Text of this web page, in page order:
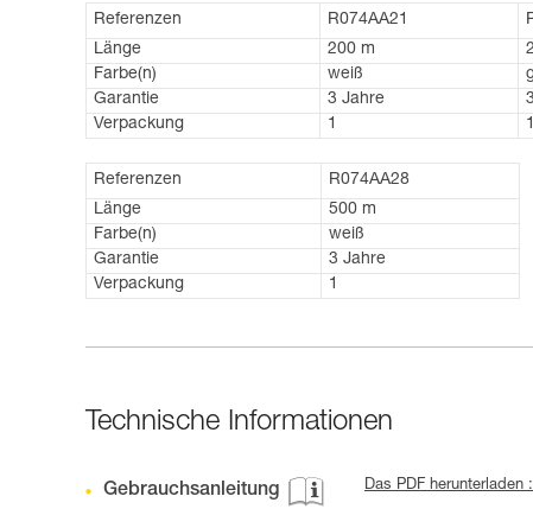
Referenzen R074AA21
Länge
200 m
Farbe(n)
weiß
Garantie
3 Jahre
Verpackung
1 1
Referenzen
R074AA28
Länge
500 m
Farbe(n)
weiß
Garantie
3 Jahre
Verpackung
1
Technische Informationen
Gebrauchsanleitung Das PDF herunterladen